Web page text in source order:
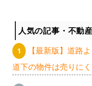
人気の記事・不動
【最新版】道路
道下の物件は売りに